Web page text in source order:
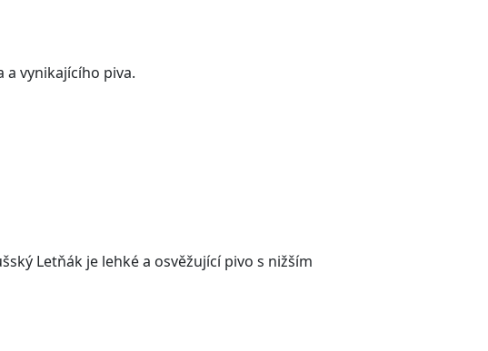
a vynikajícího piva.
Letňák je lehké a osvěžující pivo s nižším